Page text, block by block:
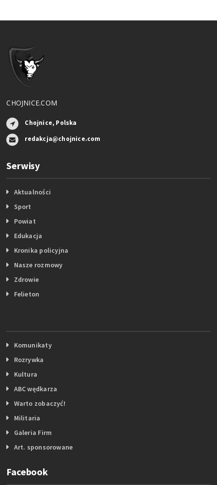
CHOJNICE.COM
Chojnice, Polska
redakcja@chojnice.com
Serwisy
Aktualności
Sport
Powiat
Edukacja
Kronika policyjna
Nasze rozmowy
Zdrowie
Felieton
Komunikaty
Rozrywka
Kultura
ABC wędkarza
Warto zobaczyć!
Militaria
Galeria Firm
Art. sponsorowane
Facebook